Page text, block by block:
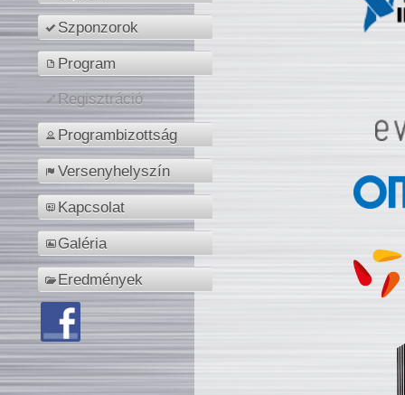
Szponzorok
Program
Regisztráció
Programbizottság
Versenyhelyszín
Kapcsolat
Galéria
Eredmények